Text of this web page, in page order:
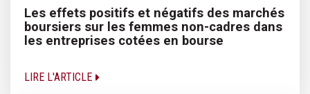
Les effets positifs et négatifs des marchés
boursiers sur les femmes non-cadres dans
les entreprises cotées en bourse
LIRE L'ARTICLE